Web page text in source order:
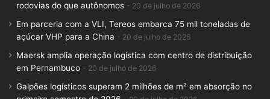
rodovias do que autônomos
20 de julho de 2026
Em parceria com a VLI, Tereos embarca 75 mil toneladas de
açúcar VHP para a China
20 de julho de 2026
Maersk amplia operação logística com centro de distribuição
em Pernambuco
20 de julho de 2026
Galpões logísticos superam 2 milhões de m² em absorção no